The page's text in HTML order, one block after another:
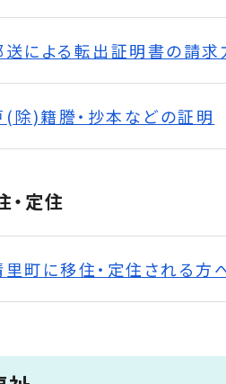
送による転出証明書の請求
(除)籍謄・抄本などの証明
・定住
里町に移住・定住される方